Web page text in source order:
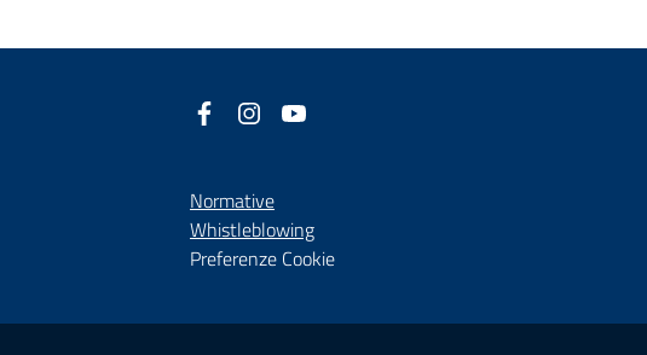
Facebook
(nuova scheda - new tab)
Instagram
(nuova scheda - new tab)
Normative
Whistleblowing(nuova scheda - new tab)
Preferenze Cookie